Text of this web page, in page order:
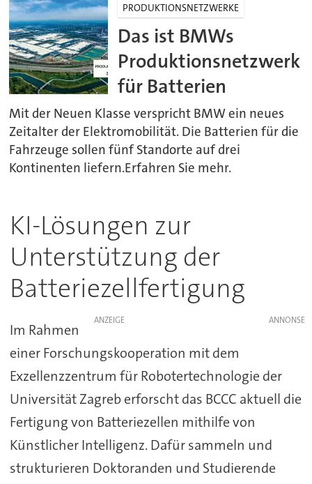
PRODUKTIONSNETZWERKE
Das ist BMWs
Produktionsnetzwerk
für Batterien
Mit der Neuen Klasse verspricht BMW ein neues
Zeitalter der Elektromobilität. Die Batterien für die
Fahrzeuge sollen fünf Standorte auf drei
Kontinenten liefern.Erfahren Sie mehr.
KI-Lösungen zur
Unterstützung der
Batteriezellfertigung
ANZEIGE
Im Rahmen
einer Forschungskooperation mit dem
Exzellenzzentrum für Robotertechnologie der
Universität Zagreb erforscht das BCCC aktuell die
Fertigung von Batteriezellen mithilfe von
Künstlicher Intelligenz. Dafür sammeln und
strukturieren Doktoranden und Studierende